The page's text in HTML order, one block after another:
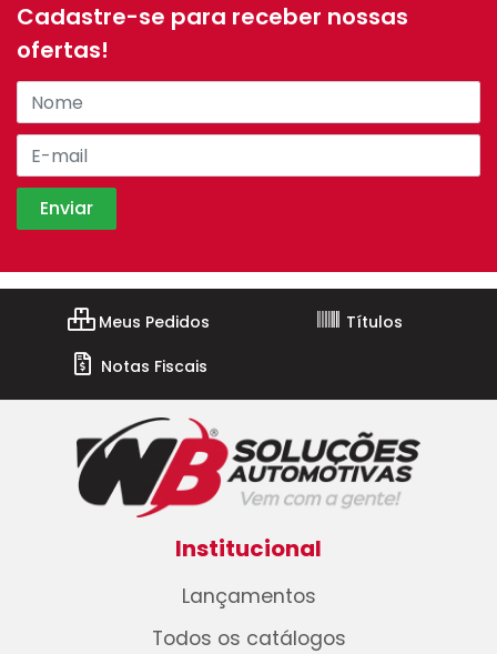
Cadastre-se para receber nossas
ofertas!
Meus Pedidos
Títulos
Notas Fiscais
Institucional
Lançamentos
Todos os catálogos